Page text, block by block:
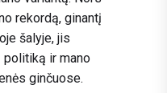
rekordą, ginantį
šalyje, jis
politiką ir mano
ginčuose.